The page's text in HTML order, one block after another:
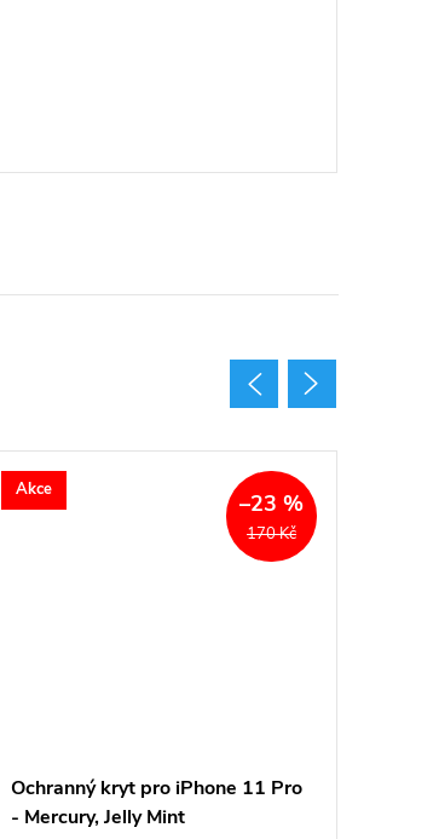
Akce
170 Kč
–23 %
Ochranný kryt pro iPhone 11 Pro
- Mercury, Jelly Mint